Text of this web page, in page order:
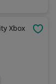
Xbox